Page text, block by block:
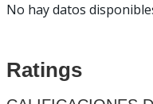
No hay datos
Ratings